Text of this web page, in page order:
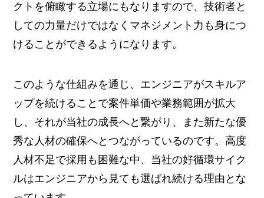
クトを俯瞰する立場にもなりますので、技術者と
しての力量だけではなくマネジメント力も身につ
けることができるようになります。
このような仕組みを通じ、エンジニアがスキルア
ップを続けることで案件単価や業務範囲が拡大
し、それが当社の成長へと繋がり、また新たな優
秀な人材の確保へとつながっているのです。高度
人材不足で採用も困難な中、当社の好循環サイク
ルはエンジニアから見ても選ばれ続ける理由とな